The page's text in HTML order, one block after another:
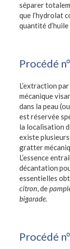
séparer
que l’hydrolat
quantité
Procédé
L’extraction
mécanique
dans la peau
est réservée
la localisation
existe
gratter
L’essence
décantation
essentielles
citron, de
bigarade.
Procédé